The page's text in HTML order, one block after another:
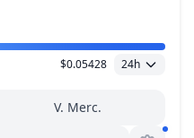
$0.05428 24h
V. Merc.